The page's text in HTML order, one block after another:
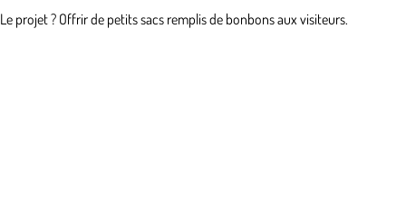
Le projet ? Offrir de petits sacs remplis de bonbons aux visiteurs.